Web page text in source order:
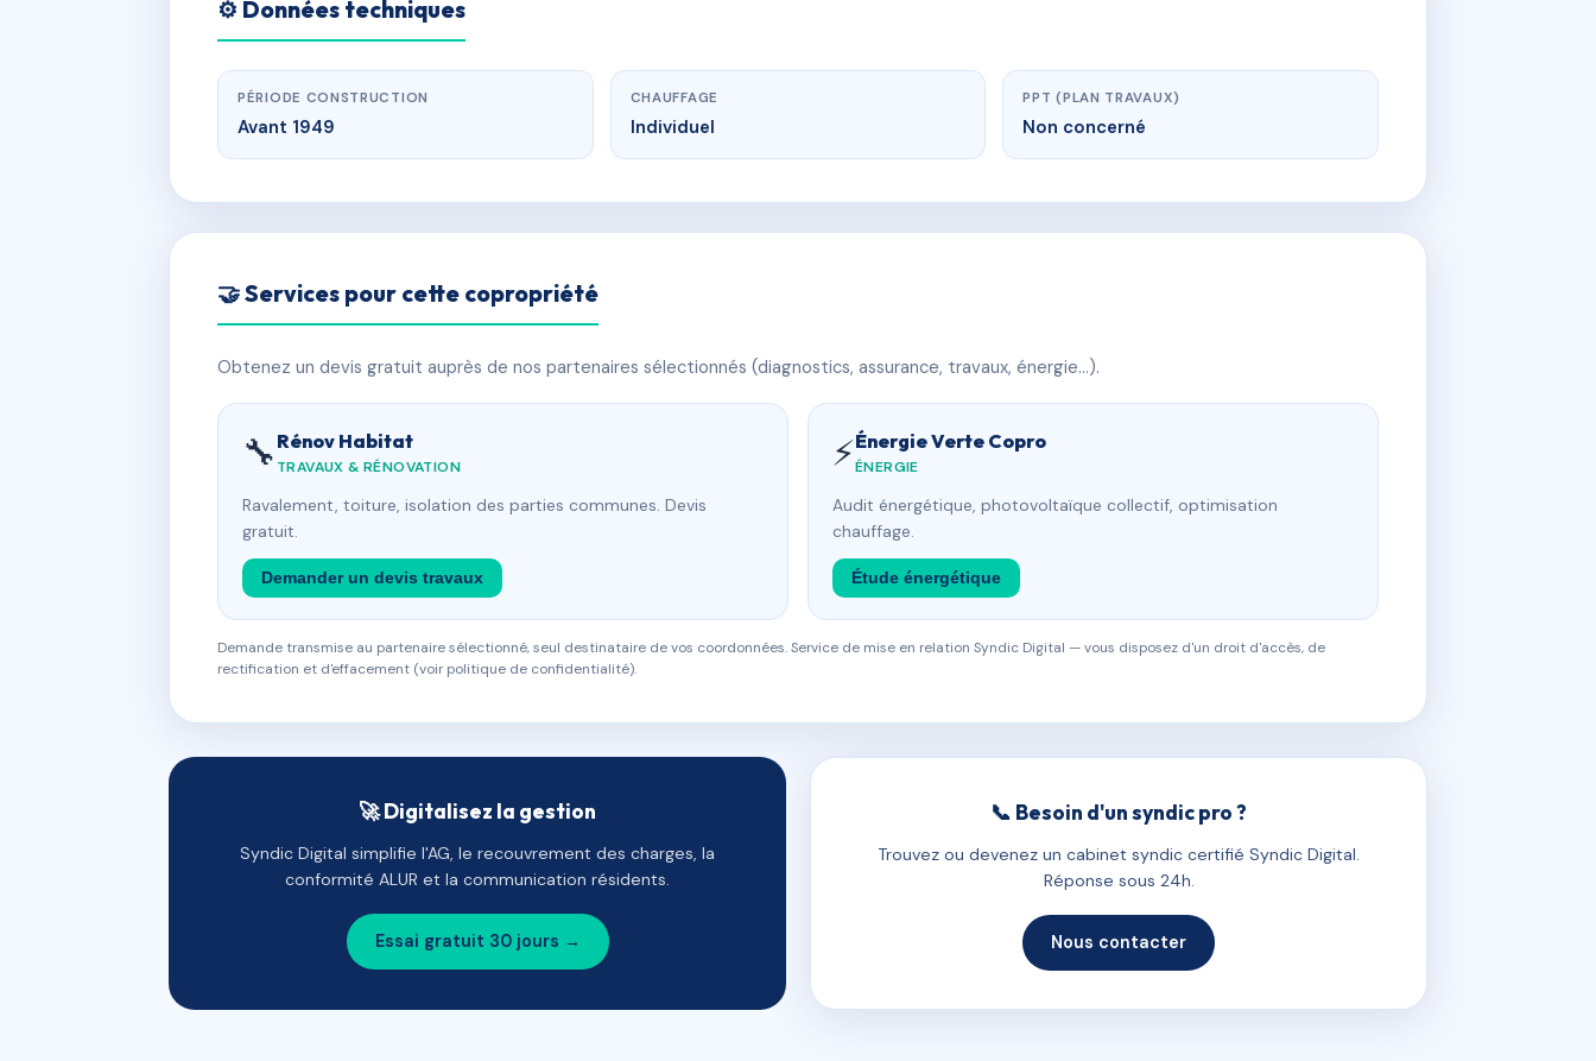
⚙️ Données techniques
PÉRIODE CONSTRUCTION
Avant 1949
CHAUFFAGE
Individuel
PPT (PLAN TRAVAUX)
Non concerné
🤝 Services pour cette copropriété
Obtenez un devis gratuit auprès de nos partenaires sélectionnés (diagnostics, assurance, travaux, énergie…).
🔧 Rénov Habitat
TRAVAUX & RÉNOVATION
Ravalement, toiture, isolation des parties communes. Devis
gratuit.
Demander un devis travaux
⚡Énergie Verte Copro
ÉNERGIE
Audit énergétique, photovoltaïque collectif, optimisation
chauffage.
Étude énergétique
Demande transmise au partenaire sélectionné, seul destinataire de vos coordonnées. Service de mise en relation Syndic Digital — vous disposez d'un droit d'accès, de
rectification et d'effacement (voir politique de confidentialité).
🚀 Digitalisez la gestion
Syndic Digital simplifie l'AG, le recouvrement des charges, la
conformité ALUR et la communication résidents.
Essai gratuit 30 jours →
📞 Besoin d'un syndic pro ?
Trouvez ou devenez un cabinet syndic certifié Syndic Digital.
Réponse sous 24h.
Nous contacter